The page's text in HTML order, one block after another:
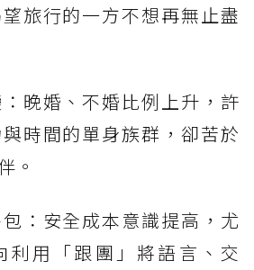
旅行的一方不想再無止盡
晚婚、不婚比例上升，許
時間的單身族群，卻苦於
。
：安全成本意識提高，尤
利用「跟團」將語言、交